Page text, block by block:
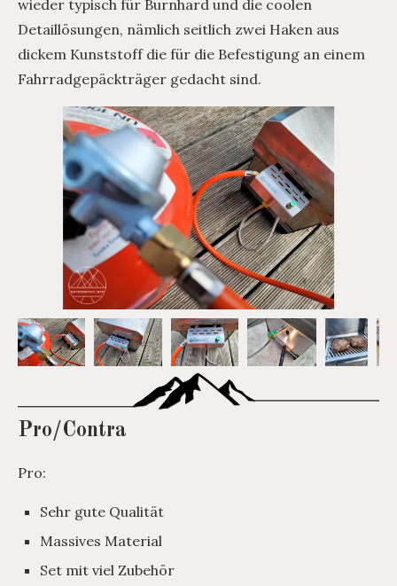
wieder typisch für Burnhard und die coolen
Detaillösungen, nämlich seitlich zwei Haken aus
dickem Kunststoff die für die Befestigung an einem
Fahrradgepäckträger gedacht sind.
Pro/Contra
Pro:
Sehr gute Qualität
Massives Material
Set mit viel Zubehör